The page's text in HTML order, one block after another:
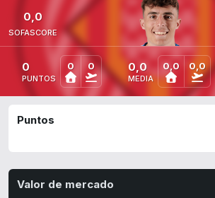
0,0
SOFASCORE
0
PUNTOS
0 0 0,0
MEDIA
0,0 0,0
Puntos
Valor de mercado